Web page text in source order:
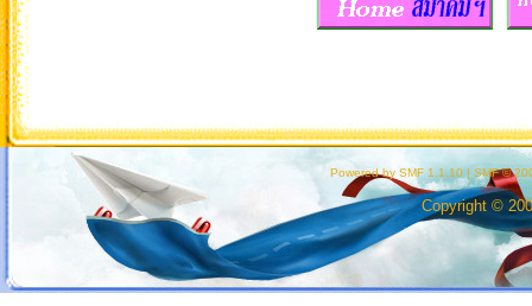
Powered by SMF 1.1.10 | SMF ©
Copyright ©